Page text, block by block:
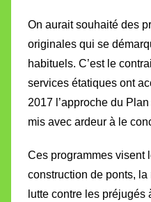
On aurait souhaité des
originales qui se
habituels. C’est le
services étatiques ont
2017 l’approche du
mis avec ardeur à le
Ces programmes visent
construction de ponts,
lutte contre les préjugés